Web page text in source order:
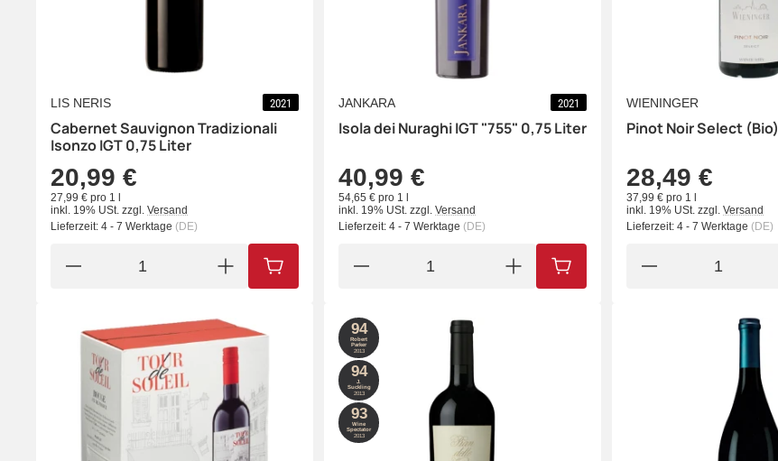
LIS NERIS 2021
Cabernet Sauvignon Tradizionali
Isonzo IGT 0,75 Liter
20,99 €
27,99 € pro 1 l
inkl. 19% USt. zzgl. Versand
Lieferzeit: 4 - 7 Werktage (DE)
IN DEN WARENKORB
JANKARA 2021
Isola dei Nuraghi IGT "755" 0,75 Liter
40,99 €
54,65 € pro 1 l
inkl. 19% USt. zzgl. Versand
Lieferzeit: 4 - 7 Werktage (DE)
IN DEN WARENKORB
WIENINGER
Pinot Noir Select (Bio)
28,49 €
37,99 € pro 1 l
inkl. 19% USt. zzgl. Versand
Lieferzeit: 4 - 7 Werktage (DE)
94
Robert
Parker
2013
94
J.
Suckling
2013
93
Wine
Spectator
2013